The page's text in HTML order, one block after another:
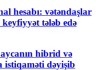
hesabı: vətəndaşlar
tələb edə
hibrid və
istiqaməti dəyişib